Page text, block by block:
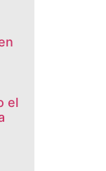
el